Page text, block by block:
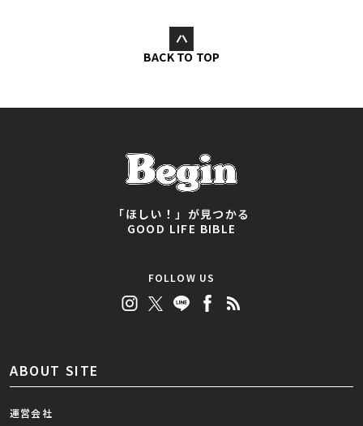
BACK TO TOP
「ほしい！」が見つかる
GOOD LIFE BIBLE
FOLLOW US
ABOUT SITE
運営会社